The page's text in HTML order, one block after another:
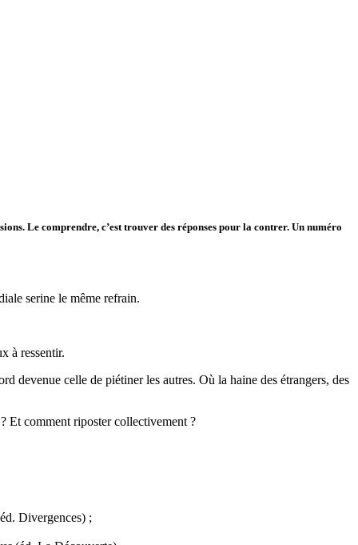
Le comprendre, c’est trouver des réponses pour la contrer. Un numéro
serine le même refrain.
à ressentir.
devenue celle de piétiner les autres. Où la haine des étrangers, des
Et comment riposter collectivement ?
Divergences) ;